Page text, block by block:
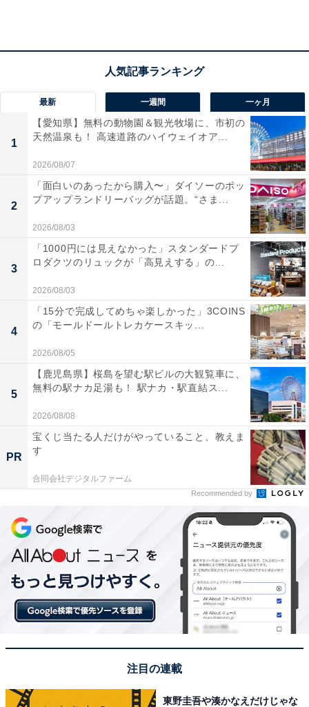
なると命の危険も伴うとする。
清益氏は、熱中症の種類は、以前は体温や状態によって
以下の4つに分けられていた（旧分類）。
熱射病（日射病）：体温上昇により腎臓の機能が壊れ、
尿が出なくなる
熱失神：体温は平熱。顔色が悪くなり血圧が低下する
熱痙攣：体温は平熱。手足の筋肉がピクピクする
熱疲労：体温は平熱。気温の暑さで夏バテのようになる
熱中症の分類（新分類）とそれぞれの症状・治療
法
清益氏によると、熱失神、熱痙攣、熱疲労、熱射病の旧
分類はわかりにくいということで、現在熱中症は治療の
必要性と国際的な評価から重症度をI度、II度、III度の3つ
に分類されている。
II度…中等症（熱疲労）
III度…重症（熱射病）
最新 一週間 一ヶ月
1
【愛知県】無料の動物園＆観光牧場に、市初の
天然温泉も！ 高速道路のハイウェイオア...
2026/08/07
2
「面白いのあったから購入〜」ダイソーのポッ
プアップランドリーバッグが話題。“さま...
2026/08/03
3
「1000円には見えなかった」スタンダードプ
ロダクツのリュックが「高見えする」の...
2026/08/03
4
「15分で完成してめちゃ楽しかった」3COINS
の「モールドールトレカケースキッ...
2026/08/05
5
【鹿児島県】桜島を望む駅ビルの大観覧車に、
無料の駅ナカ足湯も！ 駅ナカ・駅直結ス...
2026/08/08
PR
宝くじ当たる人だけがやっていること、教えま
す
合同会社デジタルファーム
Recommended by
注目の連載
東野圭吾や湊かなえだけじゃな